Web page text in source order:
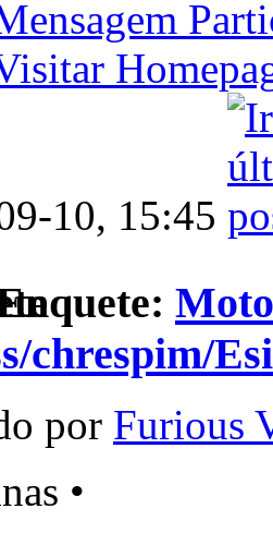
10, 15:45
chrespim/
por Furious
•